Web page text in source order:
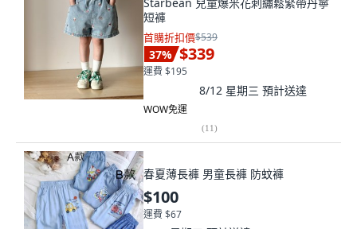
短褲
首購折扣價$539
37% $339
運費 $195
8/12 星期三 預計送達
WOW免運
(11)
春夏薄長褲 男童長褲 防蚊褲
$100
運費 $67